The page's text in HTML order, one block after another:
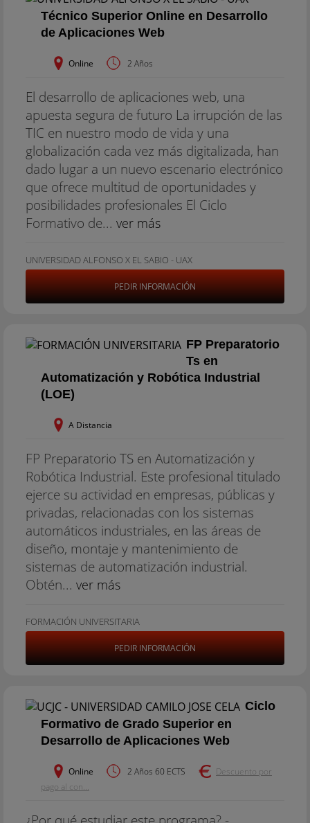
Técnico Superior Online en Desarrollo
de Aplicaciones Web
Online 2 Años
El desarrollo de aplicaciones web, una
apuesta segura de futuro La irrupción de las
TIC en nuestro modo de vida y una
globalización cada vez más digitalizada, han
dado lugar a un nuevo escenario electrónico
que ofrece multitud de oportunidades y
posibilidades profesionales El Ciclo
Formativo de... ver más
UNIVERSIDAD ALFONSO X EL SABIO - UAX
PEDIR INFORMACIÓN
FP Preparatorio
Ts en
Automatización y Robótica Industrial
(LOE)
A Distancia
FP Preparatorio TS en Automatización y
Robótica Industrial. Este profesional titulado
ejerce su actividad en empresas, públicas y
privadas, relacionadas con los sistemas
automáticos industriales, en las áreas de
diseño, montaje y mantenimiento de
sistemas de automatización industrial.
Obtén... ver más
FORMACIÓN UNIVERSITARIA
PEDIR INFORMACIÓN
Ciclo
Formativo de Grado Superior en
Desarrollo de Aplicaciones Web
Online 2 Años 60 ECTS
Descuento por
pago al con...